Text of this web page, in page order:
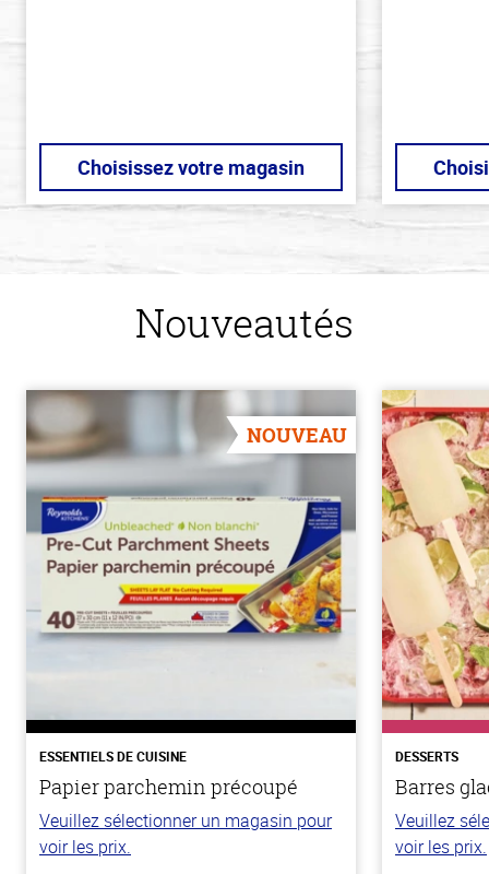
Choisissez votre magasin
Nouveautés
NOUVEAU
ESSENTIELS DE CUISINE
Papier parchemin précoupé
Veuillez sélectionner un magasin pour
voir les prix.
DESSERTS
Barres
Veuillez
voir les prix.